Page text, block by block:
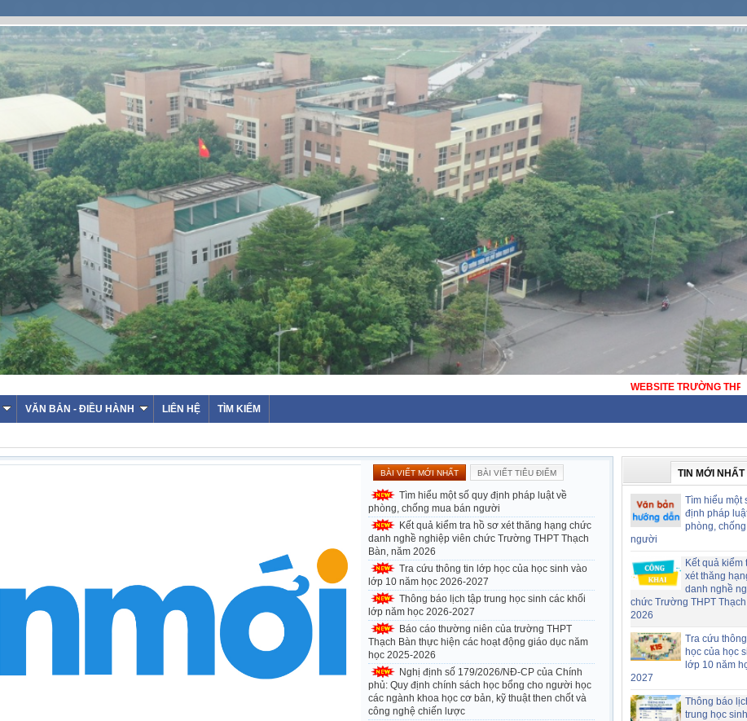
WEBSITE TRƯỜNG THPT THẠCH BÀN - HÀ NỘI -
VĂN BẢN - ĐIỀU HÀNH LIÊN HỆ TÌM KIẾM
BÀI VIẾT MỚI NHẤT BÀI VIẾT TIÊU ĐIỂM
Tìm hiểu một số quy định pháp luật về
phòng, chống mua bán người
Kết quả kiểm tra hồ sơ xét thăng hạng chức
danh nghề nghiệp viên chức Trường THPT Thạch
Bàn, năm 2026
Tra cứu thông tin lớp học của học sinh vào
lớp 10 năm học 2026-2027
Thông báo lịch tập trung học sinh các khối
lớp năm học 2026-2027
Báo cáo thường niên của trường THPT
Thạch Bàn thực hiện các hoạt động giáo dục năm
học 2025-2026
Nghị định số 179/2026/NĐ-CP của Chính
phủ: Quy định chính sách học bổng cho người học
các ngành khoa học cơ bản, kỹ thuật then chốt và
công nghệ chiến lược
TIN MỚI NHẤT
Tìm hiểu một
định pháp
phòng,
người
Kết quả kiểm
xét thăng
danh nghề
chức Trường THPT
2026
Tra cứu
học của học
lớp 10 năm
2027
Thông báo
trung học